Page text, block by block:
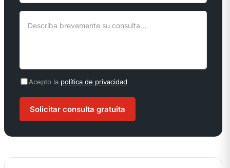
Acepto la política de privacidad
Solicitar consulta gratuita